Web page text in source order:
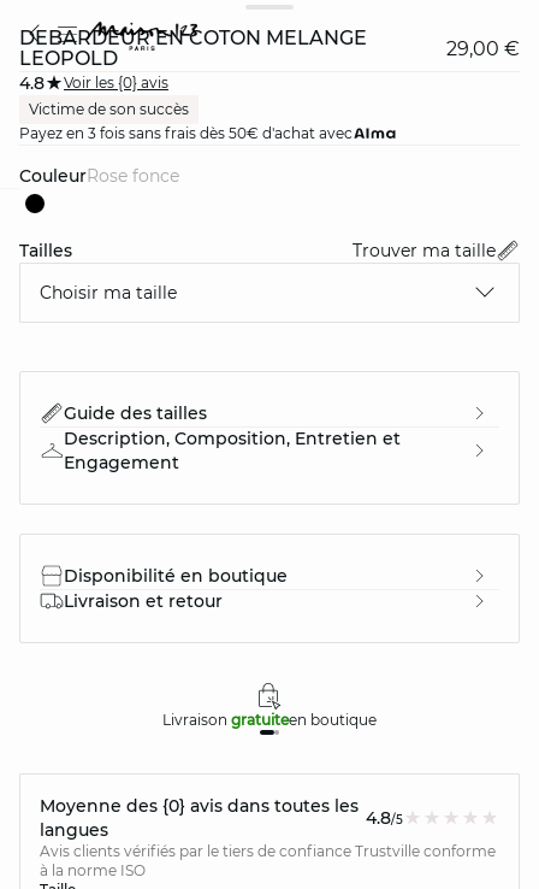
DÉBARDEUR EN COTON MÉLANGÉ
LEOPOLD
29,00 €
4.8
Voir les {0} avis
Victime de son succès
Payez en 3 fois sans frais dès 50€ d'achat avec
Couleur rose fonce
Tailles
Trouver ma taille
Choisir ma taille
Guide des tailles
Description, Composition, Entretien et
Engagement
Disponibilité en boutique
Livraison et retour
Livraison gratuiteen boutique
Moyenne des {0} avis dans toutes les
langues
4.8/5
Avis clients vérifiés par le tiers de confiance Trustville conforme
à la norme ISO